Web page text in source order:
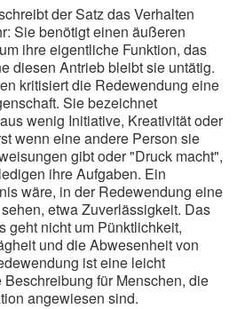
der Satz das Verhalten
Sie benötigt einen äußeren
ihre eigentliche Funktion, das
diesen Antrieb bleibt sie untätig.
kritisiert die Redewendung eine
Sie bezeichnet
wenig Initiative, Kreativität oder
wenn eine andere Person sie
gibt oder "Druck macht",
ihre Aufgaben. Ein
wäre, in der Redewendung eine
etwa Zuverlässigkeit. Das
geht nicht um Pünktlichkeit,
und die Abwesenheit von
ist eine leicht
für Menschen, die
angewiesen sind.